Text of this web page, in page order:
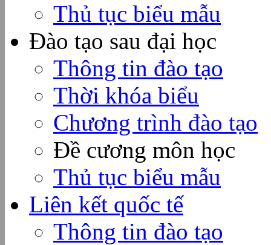
Thủ tục biểu mẫu
Đào tạo sau đại học
Thông tin đào tạo
Thời khóa biểu
Chương trình đào tạo
Đề cương môn học
Thủ tục biểu mẫu
Liên kết quốc tế
Thông tin đào tạo